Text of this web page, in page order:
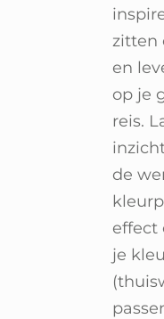
zitten
en
op je
reis.
de
effect
je